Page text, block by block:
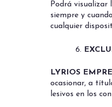
Podrá visualizar
siempre y
cualquier
LYRIOS
ocasionar, a
lesivos en los